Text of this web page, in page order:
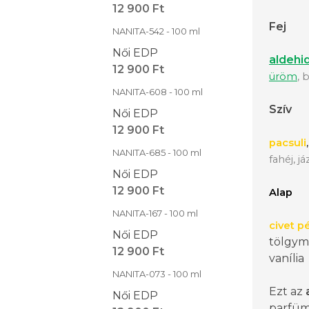
12 900 Ft
NANITA-542 - 100 ml
Női EDP
12 900 Ft
NANITA-608 - 100 ml
Női EDP
12 900 Ft
NANITA-685 - 100 ml
Női EDP
12 900 Ft
NANITA-167 - 100 ml
Női EDP
12 900 Ft
NANITA-073 - 100 ml
Női EDP
Fej
üröm,
Szív
pacsuli,
fahéj,
Alap
civet
vanília
Ezt az